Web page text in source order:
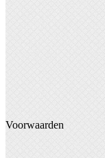
Voorwaarden